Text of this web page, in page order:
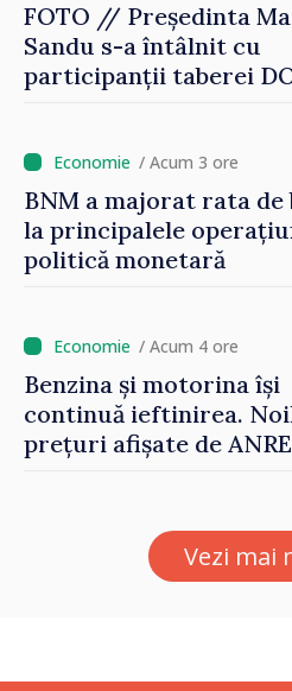
FOTO // Președinta
Sandu s-a întâlnit cu
participanții taberei
/ Acum 3 ore
BNM a majorat rata de
la principalele
politică monetară
/ Acum 4 ore
Benzina și motorina își
continuă ieftinirea.
prețuri afișate de ANRE
Vezi mai